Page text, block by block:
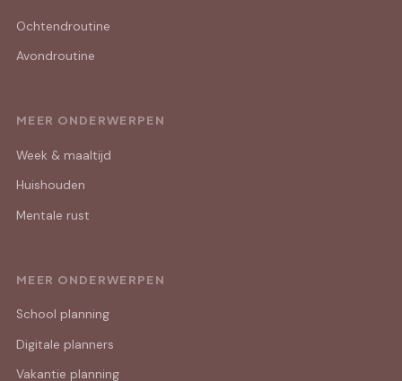
Ochtendroutine
Avondroutine
MEER ONDERWERPEN
Week & maaltijd
Huishouden
Mentale rust
MEER ONDERWERPEN
School planning
Digitale planners
Vakantie planning